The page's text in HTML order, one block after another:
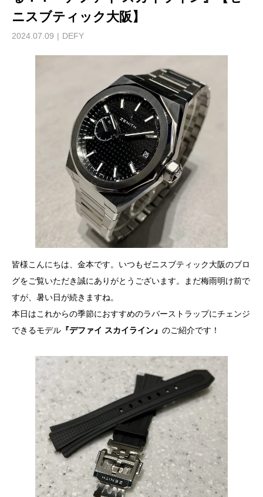
ニスブティック大阪】
2024.07.09 DEFY
皆様こんにちは、金本です。いつもゼニスブティック大阪のブロ
グをご覧いただき誠にありがとうございます。まだ梅雨明け前で
すが、暑い日が続きますね。
本日はこれからの季節におすすめのラバーストラップにチェンジ
できるモデル 『デファイ スカイライン』 のご紹介です！